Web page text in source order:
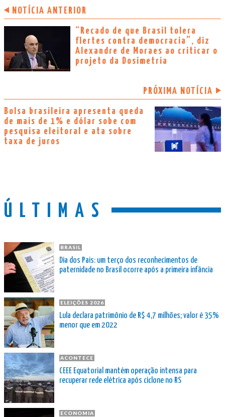
NOTÍCIA ANTERIOR
“Recado de que Brasil tolera
flertes contra democracia”, diz
Alexandre de Moraes ao criticar o
projeto da Dosimetria
PRÓXIMA NOTÍCIA
Bolsa brasileira apresenta queda
de mais de 1% e dólar sobe com
pesquisa eleitoral e ata sobre
taxa de juros
ÚLTIMAS
BRASIL
Dia dos Pais: um terço dos reconhecimentos de
paternidade no Brasil ocorre após a primeira infância
ELEIÇÕES 2026
Lula declara patrimônio de R$ 4,7 milhões; valor é 35%
menor que em 2022
ACONTECE
CEEE Equatorial mantém operação intensa para
recuperar rede elétrica após ciclone no RS
ECONOMIA